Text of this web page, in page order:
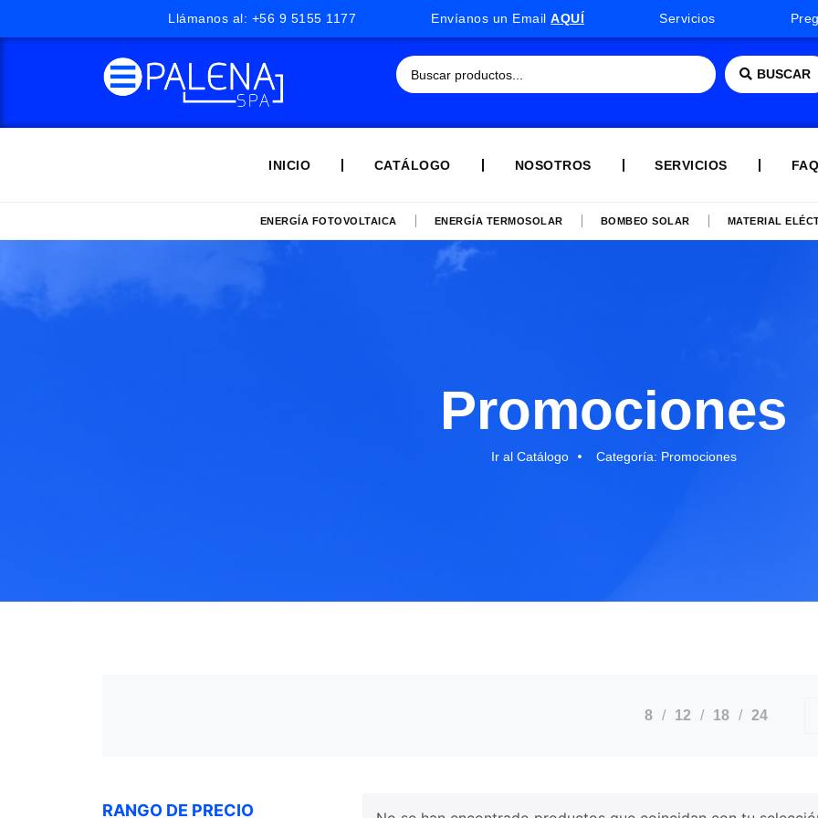
Llámanos al: +56 9 5155 1177 Envíanos un EmailAQUÍ Servicios
BUSCAR
INICIO CATÁLOGO NOSOTROS SERVICIOS
ENERGÍA FOTOVOLTAICA ENERGÍA TERMOSOLAR BOMBEO SOLAR MATERIAL
Promociones
Ir al Catálogo Categoría: Promociones
8 12 18 24
RANGO DE PRECIO